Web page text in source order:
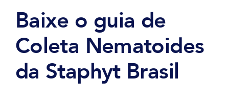
Baixe o guia de
Coleta Nematoides
da Staphyt Brasil